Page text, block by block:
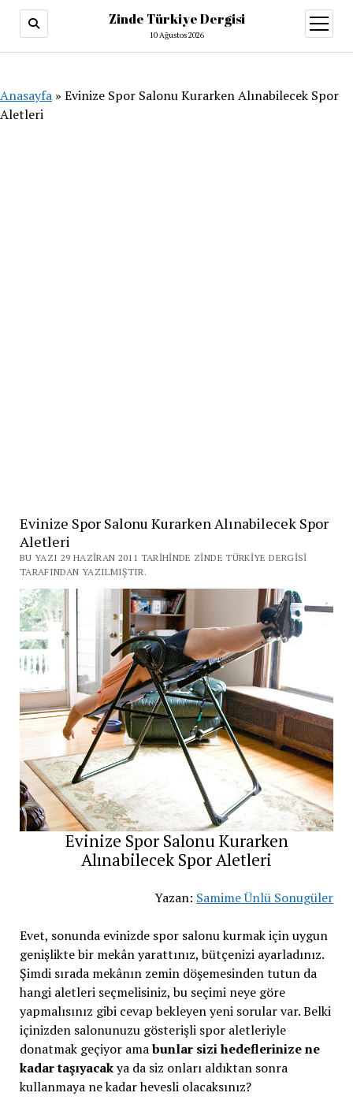
Zinde Türkiye Dergisi
10 Ağustos 2026
aç
Anasayfa » Evinize Spor Salonu Kurarken Alınabilecek Spor
Aletleri
Evinize Spor Salonu Kurarken Alınabilecek Spor
Aletleri
BU YAZI 29 HAZIRAN 2011 TARIHINDE ZINDE TÜRKIYE DERGISI
TARAFINDAN YAZILMIŞTIR.
Evinize Spor Salonu Kurarken
Alınabilecek Spor Aletleri
Yazan: Samime Ünlü Sonugüler
Evet, sonunda evinizde spor salonu kurmak için uygun
genişlikte bir mekân yarattınız, bütçenizi ayarladınız.
Şimdi sırada mekânın zemin döşemesinden tutun da
hangi aletleri seçmelisiniz, bu seçimi neye göre
yapmalısınız gibi cevap bekleyen yeni sorular var. Belki
içinizden salonunuzu gösterişli spor aletleriyle
donatmak geçiyor amabunlar sizi hedeflerinize ne
kadar taşıyacakya da siz onları aldıktan sonra
kullanmaya ne kadar hevesli olacaksınız?